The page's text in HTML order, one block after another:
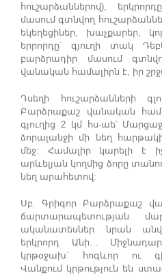
հուշարձաններով),
մասում գտնվող
եկեղեցիներ, խաչքարեր,
երրորդը՝ գյուղի տակ
բարձրադիր մասում
վանական համալիրն է, իր
Դսեղի հուշարձանների
Բարձրաքաշ վանական
գյուղից 2 կմ հս-աե՝
ձորալանջի մի նեղ
մեջ: Համալիր կարելի է
արևելյան կողմից ձորը
նեղ արահետով:
Սբ. Գրիգոր Բարձրաքաշ
ճարտարապետության
ականատեսներ նրան
երկրորդ Անի…
կրթօջախ` հոգևոր ու
Վանքում կրթություն են